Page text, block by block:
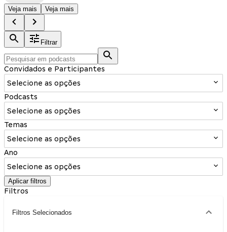
Veja mais
Veja mais
Filtrar
Convidados e Participantes
Selecione as opções
Podcasts
Selecione as opções
Temas
Selecione as opções
Ano
Selecione as opções
Aplicar filtros
Filtros
Filtros Selecionados